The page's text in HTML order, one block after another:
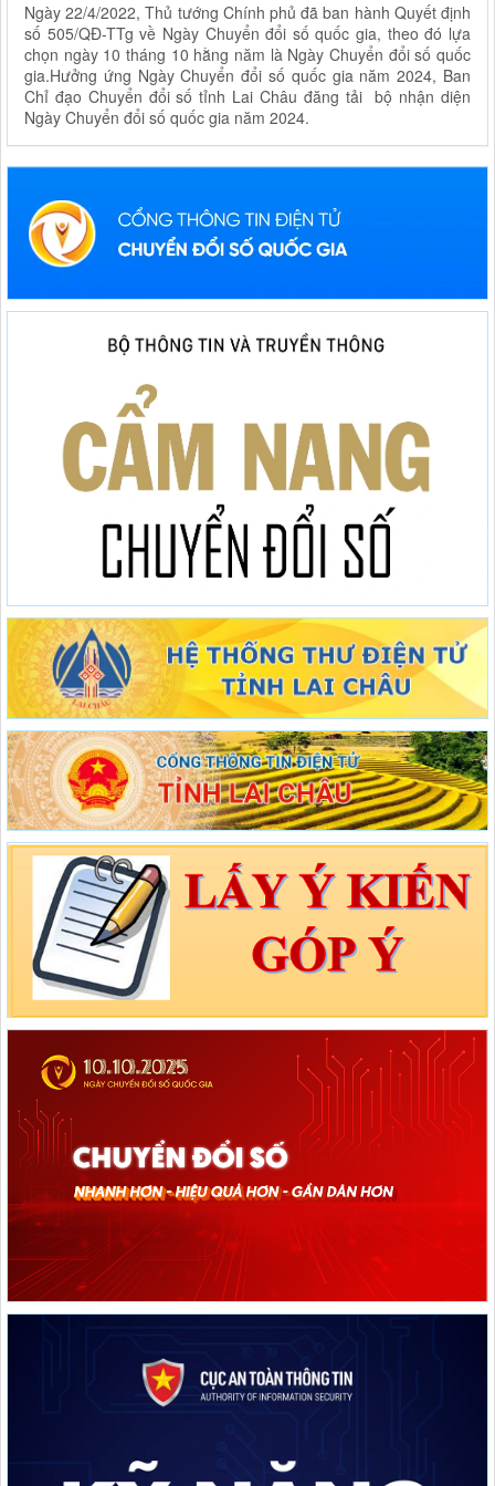
Ngày 22/4/2022, Thủ tướng Chính phủ đã ban hành Quyết định
số 505/QĐ-TTg về Ngày Chuyển đổi số quốc gia, theo đó lựa
chọn ngày 10 tháng 10 hằng năm là Ngày Chuyển đổi số quốc
gia.Hưởng ứng Ngày Chuyển đổi số quốc gia năm 2024, Ban
Chỉ đạo Chuyển đổi số tỉnh Lai Châu đăng tải bộ nhận diện
Ngày Chuyển đổi số quốc gia năm 2024.